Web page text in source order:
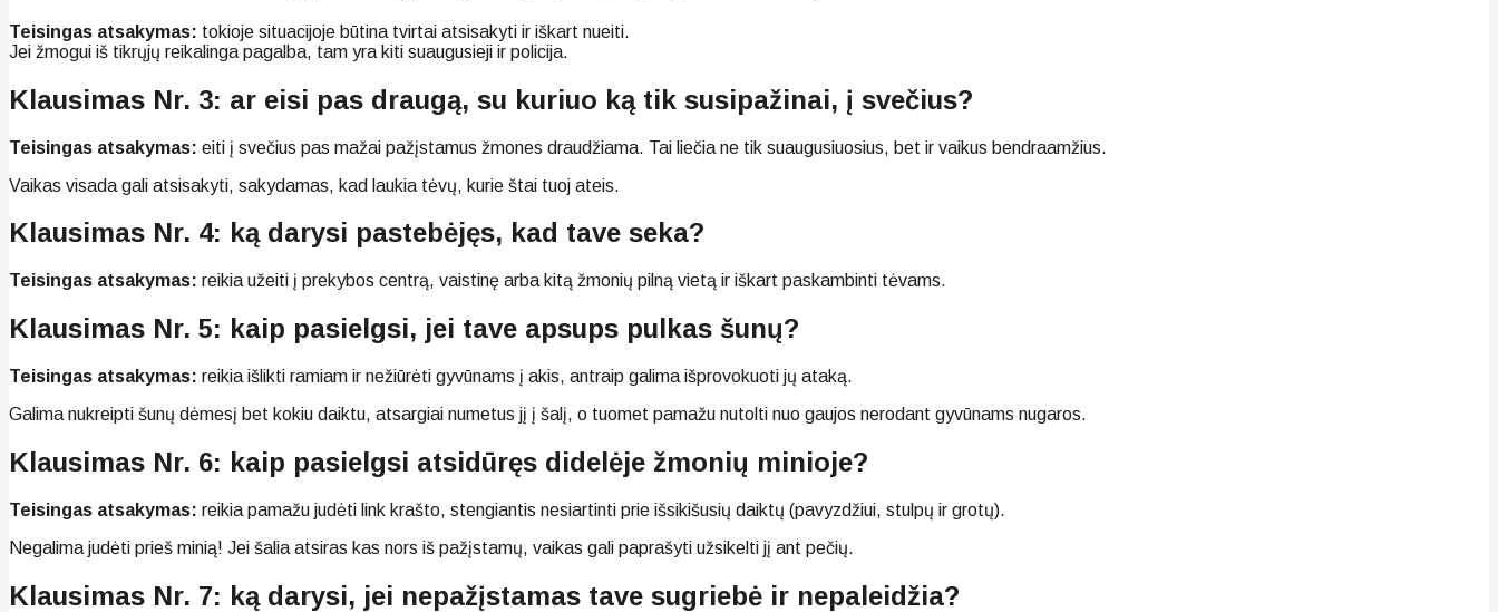
Teisingas atsakymas: tokioje situacijoje būtina tvirtai atsisakyti ir iškart nueiti.
Jei žmogui iš tikrųjų reikalinga pagalba, tam yra kiti suaugusieji ir policija.
Klausimas Nr. 3: ar eisi pas draugą, su kuriuo ką tik susipažinai, į svečius?
Teisingas atsakymas: eiti į svečius pas mažai pažįstamus žmones draudžiama. Tai liečia ne tik suaugusiuosius, bet ir vaikus bendraamžius.
Vaikas visada gali atsisakyti, sakydamas, kad laukia tėvų, kurie štai tuoj ateis.
Klausimas Nr. 4: ką darysi pastebėjęs, kad tave seka?
Teisingas atsakymas: reikia užeiti į prekybos centrą, vaistinę arba kitą žmonių pilną vietą ir iškart paskambinti tėvams.
Klausimas Nr. 5: kaip pasielgsi, jei tave apsups pulkas šunų?
Teisingas atsakymas: reikia išlikti ramiam ir nežiūrėti gyvūnams į akis, antraip galima išprovokuoti jų ataką.
Galima nukreipti šunų dėmesį bet kokiu daiktu, atsargiai numetus jį į šalį, o tuomet pamažu nutolti nuo gaujos nerodant gyvūnams nugaros.
Klausimas Nr. 6: kaip pasielgsi atsidūręs didelėje žmonių minioje?
Teisingas atsakymas: reikia pamažu judėti link krašto, stengiantis nesiartinti prie išsikišusių daiktų (pavyzdžiui, stulpų ir grotų).
Negalima judėti prieš minią! Jei šalia atsiras kas nors iš pažįstamų, vaikas gali paprašyti užsikelti jį ant pečių.
Klausimas Nr. 7: ką darysi, jei nepažįstamas tave sugriebė ir nepaleidžia?